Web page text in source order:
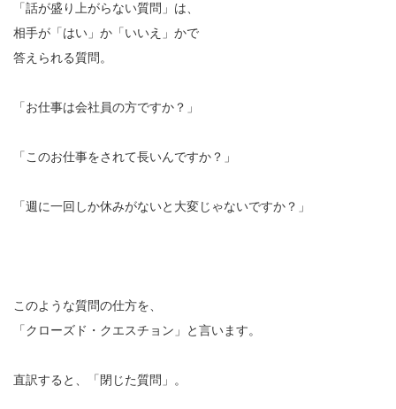
「話が盛り上がらない質問」は、
相手が「はい」か「いいえ」かで
答えられる質問。
「お仕事は会社員の方ですか？」
「このお仕事をされて長いんですか？」
「週に一回しか休みがないと大変じゃないですか？」
このような質問の仕方を、
「クローズド・クエスチョン」と言います。
直訳すると、「閉じた質問」。